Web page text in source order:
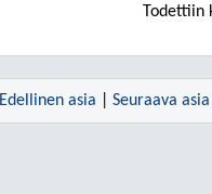
Todettiin
Edellinen asia Seuraava asia